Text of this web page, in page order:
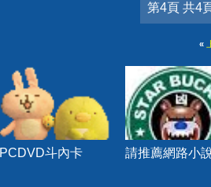
第4頁 共4
«
PCDVD斗內卡 請推薦網路小